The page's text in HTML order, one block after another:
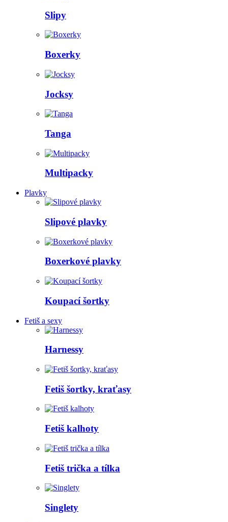
Slipy
Boxerky
Jocksy
Tanga
Multipacky
Plavky
Slipové plavky
Boxerkové plavky
Koupací šortky
Fetiš a sexy
Harnessy
Fetiš šortky, kraťasy
Fetiš kalhoty
Fetiš trička a tílka
Singlety